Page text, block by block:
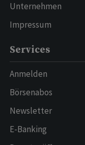
Unternehmen
Impressum
Services
Anmelden
Börsenabos
Newsletter
E-Banking